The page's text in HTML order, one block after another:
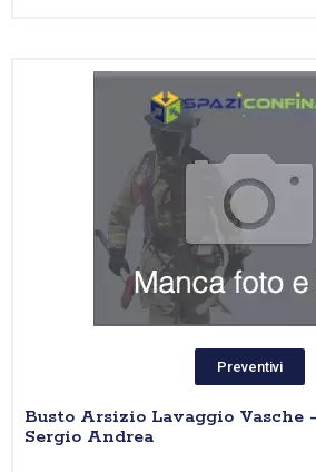
Preventivi
Busto Arsizio Lavaggio Vasche
Sergio Andrea